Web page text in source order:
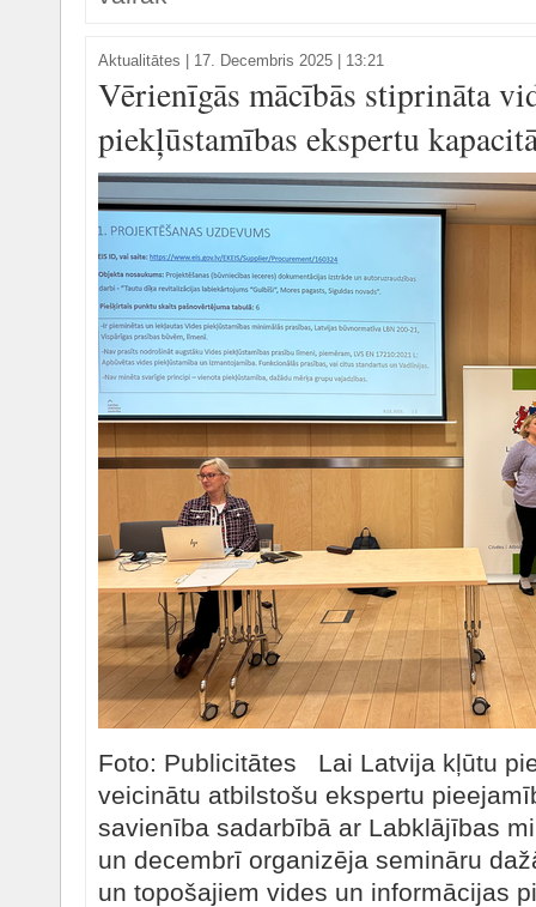
Aktualitātes 17. Decembris 2025 | 13:21
Vērienīgās mācībās stiprināta
piekļūstamības ekspertu
Foto: Publicitātes Lai Latvija kļūtu
veicinātu atbilstošu ekspertu
savienība sadarbībā ar Labklājības
un decembrī organizēja semināru
un topošajiem vides un informācijas